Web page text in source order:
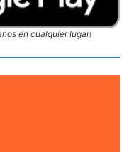
en cualquier lugar!